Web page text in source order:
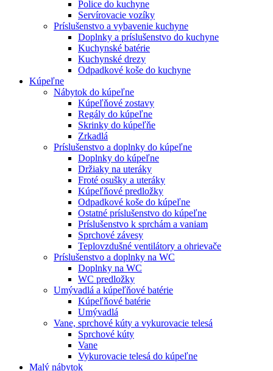
Police do kuchyne
Servírovacie vozíky
Príslušenstvo a vybavenie kuchyne
Doplnky a príslušenstvo do kuchyne
Kuchynské batérie
Kuchynské drezy
Odpadkové koše do kuchyne
Kúpeľne
Nábytok do kúpeľne
Kúpeľňové zostavy
Regály do kúpeľne
Skrinky do kúpeľňe
Zrkadlá
Príslušenstvo a doplnky do kúpeľne
Doplnky do kúpeľne
Držiaky na uteráky
Froté osušky a uteráky
Kúpeľňové predložky
Odpadkové koše do kúpeľne
Ostatné príslušenstvo do kúpeľne
Príslušenstvo k sprchám a vaniam
Sprchové závesy
Teplovzdušné ventilátory a ohrievače
Príslušenstvo a doplnky na WC
Doplnky na WC
WC predložky
Umývadlá a kúpeľňové batérie
Kúpeľňové batérie
Umývadlá
Vane, sprchové kúty a vykurovacie telesá
Sprchové kúty
Vane
Vykurovacie telesá do kúpeľne
Malý nábytok